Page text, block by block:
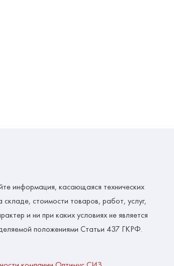
информация, касающаяся технических
складе, стоимости товаров, работ, услуг,
и ни при каких условиях не является
положениями Статьи 437 ГКРФ.